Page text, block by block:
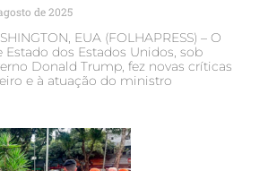
de 2025
EUA (FOLHAPRESS) – O
dos Estados Unidos, sob
Donald Trump, fez novas críticas
e à atuação do ministro